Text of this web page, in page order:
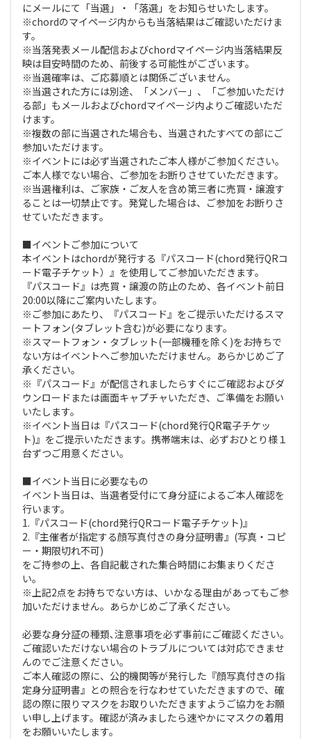
にメールにて「当選」・「落選」をお知らせいたします。
※chordのマイページ内からも当落結果はご確認いただけま
す。
※当落発表メール配信およびchordマイページ内当落結果反
映は目安時間のため、前後する可能性がございます。
※当選確率は、ご応募順とは関係ございません。
※当選された方には別途、「メンバー」、「ご参加いただけ
る部」もメールおよびchordマイページ内よりご確認いただ
けます。
※複数の部に当選された場合も、当選されたすべての部にご
参加いただけます。
※イベントには必ず当選されたご本人様がご参加ください。
ご本人様でない場合、ご参加をお断りさせていただきます。
※当選権利は、ご家族・ご友人を含め第三者に売買・譲渡す
ることは一切禁止です。発覚した場合は、ご参加をお断りさ
せていただきます。
■イベントご参加について
本イベントはchordが発行する『パスコード(chord発行QRコ
ード電子チケット）』を使用してご参加いただきます。
『パスコード』は売買・譲渡の防止のため、各イベント前日
20:00以降にご案内いたします。
※ご参加にあたり、『パスコード』をご提示いただけるスマ
ートフォン(タブレット含む)が必要になります。
※スマートフォン・タブレット(一部機種を除く)をお持ちで
ない方はイベントへご参加いただけません。あらかじめご了
承ください。
※『パスコード』が配信されましたらすぐにご確認およびダ
ウンロードまたは画面キャプチャいただき、ご準備をお願い
いたします。
※イベント当日は『パスコード(chord発行QR電子チケッ
ト)』をご提示いただきます。携帯端末は、必ずおひとり様１
台ずつご用意ください。
■イベント当日に必要なもの
イベント当日は、当選者受付にて身分証によるご本人確認を
行います。
1.『パスコード(chord発行QRコード電子チケット)』
2.『主催者が指定する顔写真付きの身分証明書』(写真・コピ
ー・期限切れ不可)
をご持参の上、各自記載された集合時間にお集まりくださ
い。
※上記2点をお持ちでない方は、いかなる理由があってもご参
加いただけません。あらかじめご了承ください。
必要な身分証の種類､注意事項を必ず事前にご確認ください｡
ご確認いただけない場合のトラブルについては対応できませ
んのでご注意ください｡
ご本人確認の際に、公的機関等が発行した『顔写真付きの指
定身分証明書』との照合を行なわせていただきますので、確
認の際に限りマスクをお取りいただきますようご協力をお願
い申し上げます。確認が済みましたら速やかにマスクの着用
をお願いいたします。